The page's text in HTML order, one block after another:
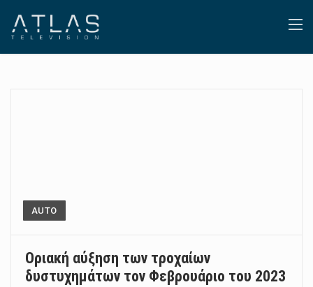
AUTO
Οριακή αύξηση των τροχαίων
δυστυχημάτων τον Φεβρουάριο του 2023